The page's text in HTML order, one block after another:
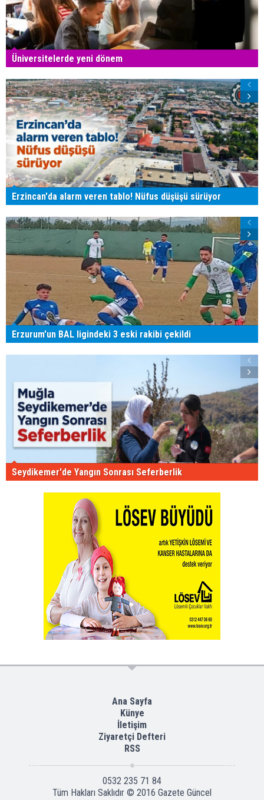
Üniversitelerde yeni dönem
Erzincan'da alarm veren tablo! Nüfus düşüşü sürüyor
Erzurum'un BAL ligindeki 3 eski rakibi çekildi
Seydikemer'de Yangın Sonrası Seferberlik
Ana Sayfa
Künye
İletişim
Ziyaretçi Defteri
RSS
0532 235 71 84
Tüm Hakları Saklıdır © 2016 Gazete Güncel